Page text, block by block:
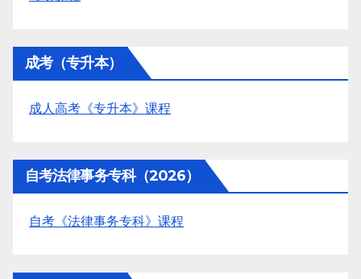
成考（专升本）
成人高考《专升本》课程
自考法律事务专科（2026）
自考《法律事务专科》课程